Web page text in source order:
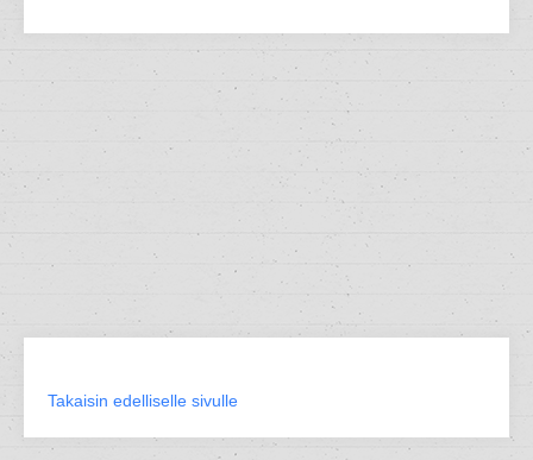
Takaisin edelliselle sivulle